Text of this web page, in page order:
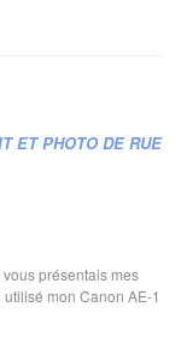
ET PHOTO DE RUE
présentais mes
mon Canon AE-1